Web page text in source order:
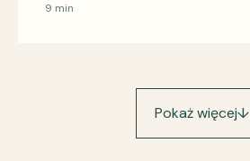
9 min
Pokaż więcej↓